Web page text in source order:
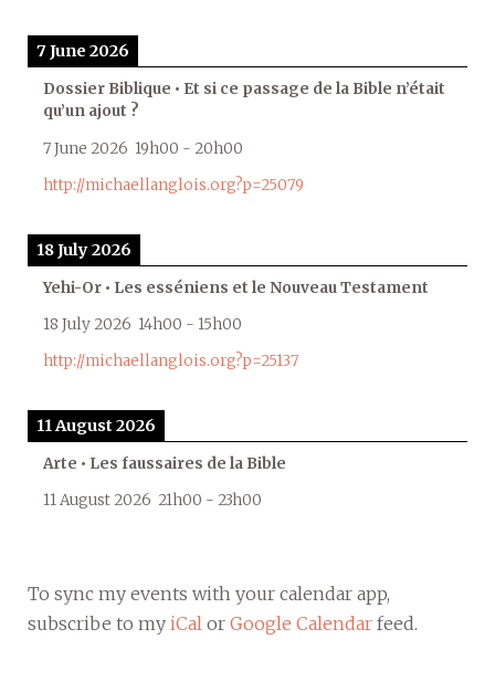
7 June 2026
Dossier Biblique • Et si ce passage de la Bible n’était
qu’un ajout ?
7 June 2026 19h00 - 20h00
http://michaellanglois.org?p=25079
18 July 2026
Yehi-Or • Les esséniens et le Nouveau Testament
18 July 2026 14h00 - 15h00
http://michaellanglois.org?p=25137
11 August 2026
Arte • Les faussaires de la Bible
11 August 2026 21h00 - 23h00
To sync my events with your calendar app,
subscribe to my iCal or Google Calendar feed.